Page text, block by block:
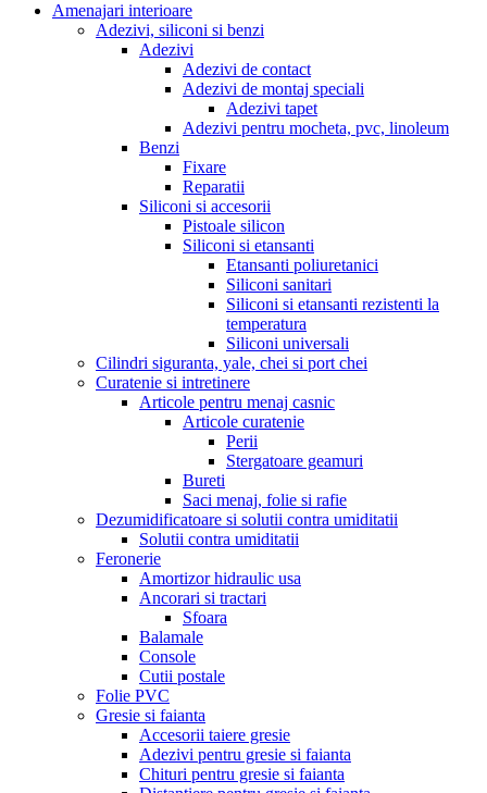
Amenajari interioare
Adezivi, siliconi si benzi
Adezivi
Adezivi de contact
Adezivi de montaj speciali
Adezivi tapet
Adezivi pentru mocheta, pvc, linoleum
Benzi
Fixare
Reparatii
Siliconi si accesorii
Pistoale silicon
Siliconi si etansanti
Etansanti poliuretanici
Siliconi sanitari
Siliconi si etansanti rezistenti la
temperatura
Siliconi universali
Cilindri siguranta, yale, chei si port chei
Curatenie si intretinere
Articole pentru menaj casnic
Articole curatenie
Perii
Stergatoare geamuri
Bureti
Saci menaj, folie si rafie
Dezumidificatoare si solutii contra umiditatii
Solutii contra umiditatii
Feronerie
Amortizor hidraulic usa
Ancorari si tractari
Sfoara
Balamale
Console
Cutii postale
Folie PVC
Gresie si faianta
Accesorii taiere gresie
Adezivi pentru gresie si faianta
Chituri pentru gresie si faianta